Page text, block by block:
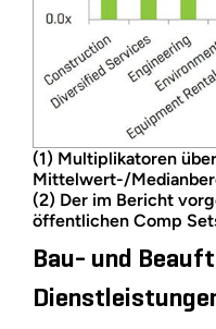
(1) Multiplikatoren
Mittelwert-/
(2) Der im Bericht
öffentlichen Comp
Bau- und